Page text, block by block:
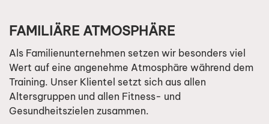
FAMILIÄRE ATMOSPHÄRE
Als Familienunternehmen setzen wir besonders viel
Wert auf eine angenehme Atmosphäre während dem
Training. Unser Klientel setzt sich aus allen
Altersgruppen und allen Fitness- und
Gesundheitszielen zusammen.